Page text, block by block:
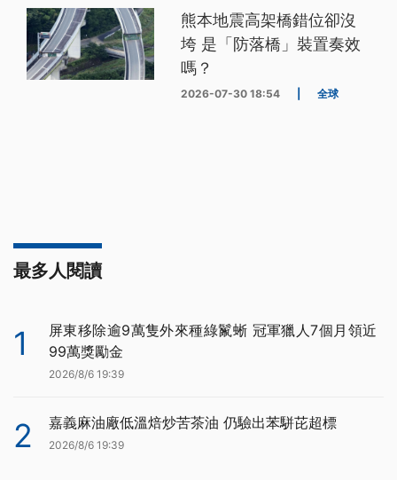
熊本地震高架橋錯位卻沒
垮 是「防落橋」裝置奏效
嗎？
2026-07-30 18:54 全球
最多人閱讀
1
屏東移除逾9萬隻外來種綠鬣蜥 冠軍獵人7個月領近
99萬獎勵金
2026/8/6 19:39
2 嘉義麻油廠低溫焙炒苦茶油 仍驗出苯駢芘超標
2026/8/6 19:39